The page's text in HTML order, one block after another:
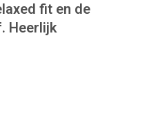
fit en de
Heerlijk